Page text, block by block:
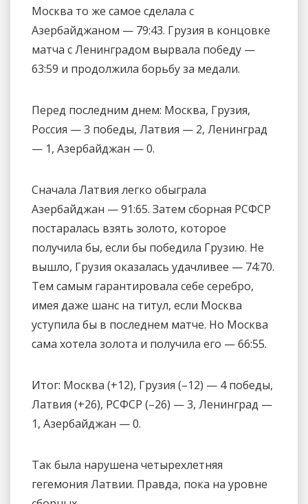
Москва то же самое сделала с
Азербайджаном — 79:43. Грузия в концовке
матча с Ленинградом вырвала победу —
63:59 и продолжила борьбу за медали.
Перед последним днем: Москва, Грузия,
Россия — 3 победы, Латвия — 2, Ленинград
— 1, Азербайджан — 0.
Сначала Латвия легко обыграла
Азербайджан — 91:65. Затем сборная РСФСР
постаралась взять золото, которое
получила бы, если бы победила Грузию. Не
вышло, Грузия оказалась удачливее — 74:70.
Тем самым гарантировала себе серебро,
имея даже шанс на титул, если Москва
уступила бы в последнем матче. Но Москва
сама хотела золота и получила его — 66:55.
Итог: Москва (+12), Грузия (–12) — 4 победы,
Латвия (+26), РСФСР (–26) — 3, Ленинград —
1, Азербайджан — 0.
Так была нарушена четырехлетняя
гегемония Латвии. Правда, пока на уровне